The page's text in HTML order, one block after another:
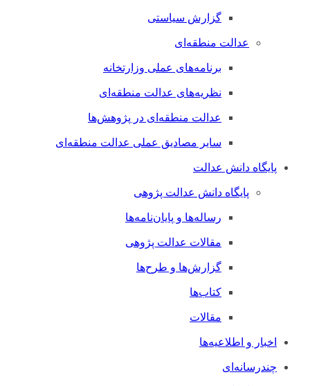
گزارش سیاستی
عدالت منطقه‌ای
برنامه‌های عملی وزارتخانه
نظریه‌های عدالت منطقه‌ای
عدالت منطقه‌ای در پژوهش‌ها
سایر مصادیق عملی عدالت منطقه‌ای
پایگاه دانش عدالت
پایگاه دانش عدالت پژوهی
رساله‌ها و پایان‌نامه‌ها
مقالات عدالت پژوهی
گزارش‌ها و طرح‌ها
کتاب‌ها
مقالات
اخبار و اطلاعیه‌ها
چندرسانه‌ای